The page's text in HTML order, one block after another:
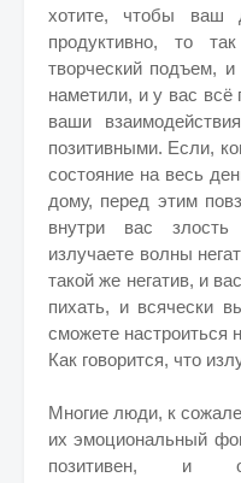
хотите, чтобы ваш
продуктивно, то
творческий подъем,
наметили, и у вас всё
ваши
позитивными. Если,
состояние на весь
дому, перед этим
внутри вас
излучаете волны
такой же негатив, и
пихать, и всячески
сможете настроиться
Как говорится, что
Многие люди, к
их эмоциональный
позитивен, и